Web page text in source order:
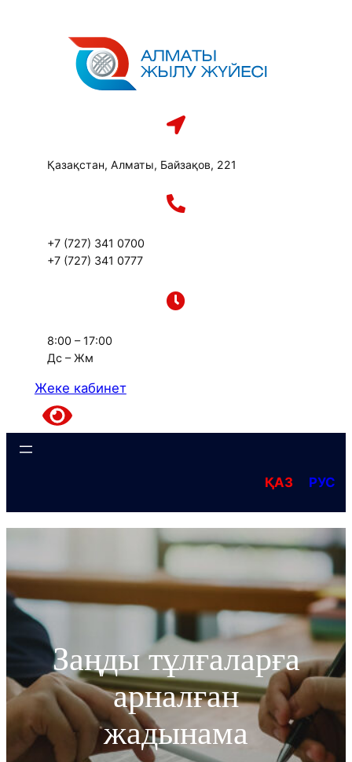
содержимому
Қазақстан, Алматы, Байзақов, 221
+7 (727) 341 0700
+7 (727) 341 0777
8:00 – 17:00
Дс – Жм
Жеке кабинет
ҚАЗ РУС
Заңды тұлғаларға
арналған
жадынама